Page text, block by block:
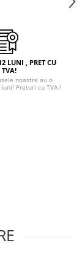
LUNI , PRET CU
TVA!
noastre au o
Preturi cu TVA !